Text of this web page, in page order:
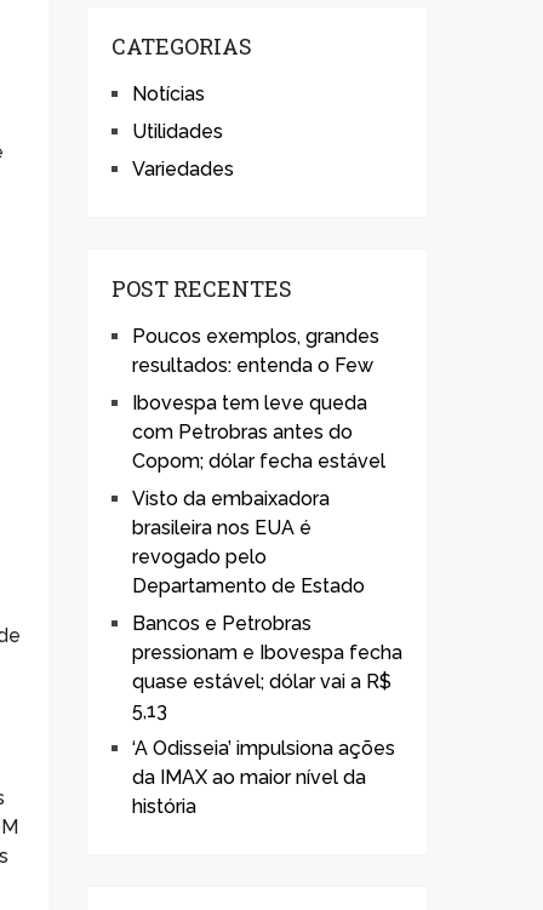
CATEGORIAS
Notícias
Utilidades
Variedades
POST RECENTES
Poucos exemplos, grandes
resultados: entenda o Few
Ibovespa tem leve queda
com Petrobras antes do
Copom; dólar fecha estável
Visto da embaixadora
brasileira nos EUA é
revogado pelo
Departamento de Estado
Bancos e Petrobras
pressionam e Ibovespa fecha
quase estável; dólar vai a R$
5,13
‘A Odisseia’ impulsiona ações
da IMAX ao maior nível da
história